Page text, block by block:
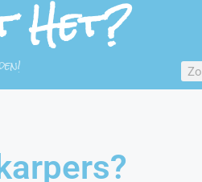
Het?